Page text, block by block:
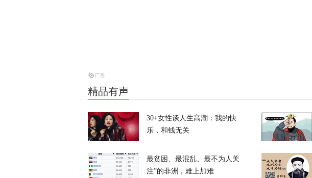
“欧洲的团结已经在西班牙休达死去”
天下事
精品有声
30+女性谈人生高潮：我的快
乐，和钱无关
最贫困、最混乱、最不为人关
注”的非洲，难上加难